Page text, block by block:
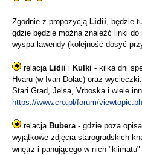
Zgodnie z propozycją Lidii, będzie
gdzie będzie można znaleźć linki
wyspa lawendy (kolejność dosyć
relacja Lidii i Kulki - kilka dni
Hvaru (w Ivan Dolac) oraz
Stari Grad, Jelsa, Vrboska i wiele
https://www.cro.pl/forum/
relacja Bubera- gdzie poza
wyjątkowe zdjęcia starogradskich
wnętrz i panującego w nich